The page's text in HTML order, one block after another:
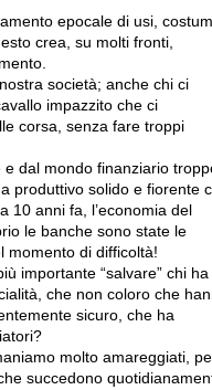
epocale di usi,
crea, su molti fronti,
società; anche chi ci
impazzito che ci
corsa, senza fare troppi
dal mondo finanziario
produttivo solido e fiorente
10 anni fa, l’economia del
le banche sono state le
momento di difficoltà!
importante “salvare” chi ha
che non coloro che
sicuro, che ha
molto amareggiati,
succedono